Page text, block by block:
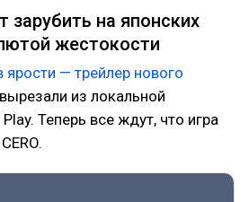
зарубить на японских
жестокости
— трейлер нового
из локальной
Теперь все ждут, что игра